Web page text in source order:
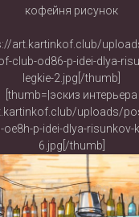
кофейня рисунок
art.kartinkof.club/
club-od86-p-idei-dlya-
legkie-2.jpg[/thumb]
[thumb=|эскиз интерьера
uploads/
p-idei-dlya-risunkov-
6.jpg[/thumb]